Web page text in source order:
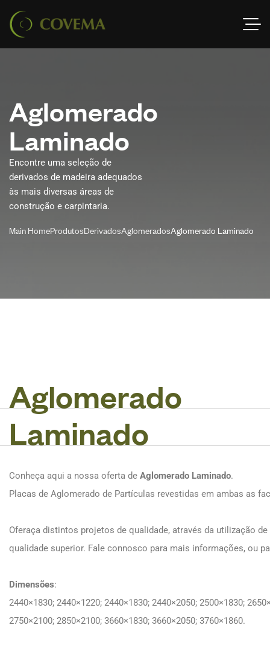
Aglomerado
Laminado
Encontre uma seleção de
derivados de madeira adequados
às mais diversas áreas de
construção e carpintaria.
Main HomeProdutosDerivadosAglomeradosAglomerado Laminado
Aglomerado
Laminado
Conheça aqui a nossa oferta de Aglomerado Laminado.
Placas de Aglomerado de Partículas revestidas em ambas as
Oferaça distintos projetos de qualidade, através da utilização
qualidade superior. Fale connosco para mais informações, ou
Dimensões:
2440×1830; 2440×1220; 2440×1830; 2440×2050; 2500×1830;
2750×2100; 2850×2100; 3660×1830; 3660×2050; 3760×1860.